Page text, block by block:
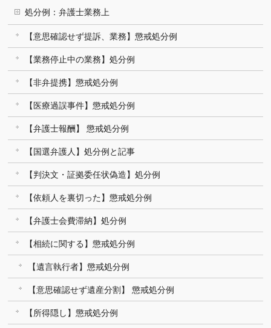
処分例：弁護士業務上
【意思確認せず提訴、業務】懲戒処分例
【業務停止中の業務】処分例
【非弁提携】懲戒処分例
【医療過誤事件】懲戒処分例
【弁護士報酬】 懲戒処分例
【国選弁護人】処分例と記事
【判決文・証拠委任状偽造】処分例
【依頼人を裏切った】懲戒処分例
【弁護士会費滞納】処分例
【相続に関する】懲戒処分例
【遺言執行者】懲戒処分例
【意思確認せず遺産分割】 懲戒処分例
【所得隠し】懲戒処分例